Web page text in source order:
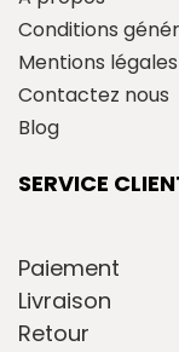
Conditions
Mentions légales
Contactez nous
Blog
SERVICE
Paiement
Livraison
Retour